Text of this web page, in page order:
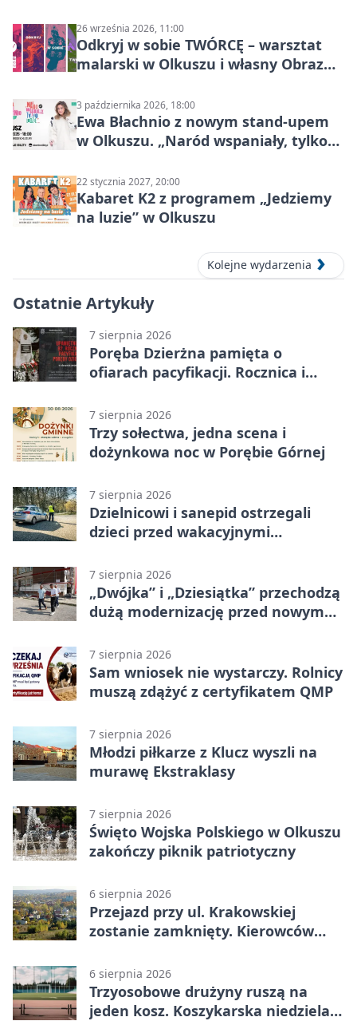
26 września 2026, 11:00
Odkryj w sobie TWÓRCĘ – warsztat
malarski w Olkuszu i własny Obraz
3 października 2026, 18:00
Ewa Błachnio z nowym stand-upem
w Olkuszu. „Naród wspaniały, tylko
22 stycznia 2027, 20:00
Kabaret K2 z programem „Jedziemy
na luzie” w Olkuszu
Kolejne wydarzenia
Ostatnie Artykuły
7 sierpnia 2026
Poręba Dzierżna pamięta o
ofiarach pacyfikacji. Rocznica i
7 sierpnia 2026
Trzy sołectwa, jedna scena i
dożynkowa noc w Porębie Górnej
7 sierpnia 2026
Dzielnicowi i sanepid ostrzegali
dzieci przed wakacyjnymi
7 sierpnia 2026
„Dwójka” i „Dziesiątka” przechodzą
dużą modernizację przed nowym
7 sierpnia 2026
Sam wniosek nie wystarczy. Rolnicy
muszą zdążyć z certyfikatem QMP
7 sierpnia 2026
Młodzi piłkarze z Klucz wyszli na
murawę Ekstraklasy
7 sierpnia 2026
Święto Wojska Polskiego w Olkuszu
zakończy piknik patriotyczny
6 sierpnia 2026
Przejazd przy ul. Krakowskiej
zostanie zamknięty. Kierowców
6 sierpnia 2026
Trzyosobowe drużyny ruszą na
jeden kosz. Koszykarska niedziela